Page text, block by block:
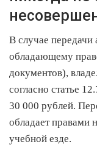
В случае передачи
обладающему
документов),
согласно статье
30 000 рублей.
обладает правами
учебной езде.